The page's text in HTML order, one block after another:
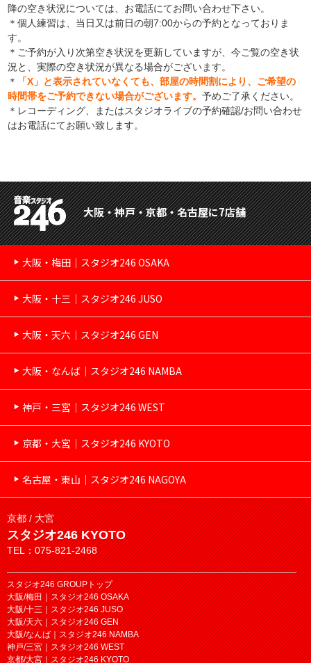
降の空き状況については、お電話にてお問い合わせ下さい。
＊個人練習は、当日又は前日の朝7:00からの予約となっておりま
す。
＊ご予約が入り次第空き状況を更新していますが、今ご覧の空き状
況と、実際の空き状況が異なる場合がございます。
＊
「X」と表示されていなくても、部屋の時間割により、ご希望の
時間帯をご予約できない場合がございます。予めご了承ください。
＊レコーディング、またはスタジオライブの予約確認/お問い合わせ
はお電話にてお願い致します。
大阪・神戸・京都・名古屋に7店舗
大阪・梅田｜スタジオ246 OSAKA
大阪・十三｜スタジオ246 JUSO
大阪・天六｜スタジオ246 GEN
大阪・なんば｜スタジオ246 NAMBA
神戸・三宮｜スタジオ246 WEST
京都・大宮｜スタジオ246 KYOTO
名古屋・東山｜スタジオ246 NAGOYA
京都 / 大宮
スタジオ246 KYOTO
TEL：075-821-2468
スタジオ246 GROUPトップ
大阪/梅田｜スタジオ246 OSAKA
大阪/十三｜スタジオ246 JUSO
大阪/天六｜スタジオ246 GEN
大阪/なんば｜スタジオ246 NAMBA
神戸/三宮｜スタジオ246 WEST
京都/大宮｜スタジオ246 KYOTO